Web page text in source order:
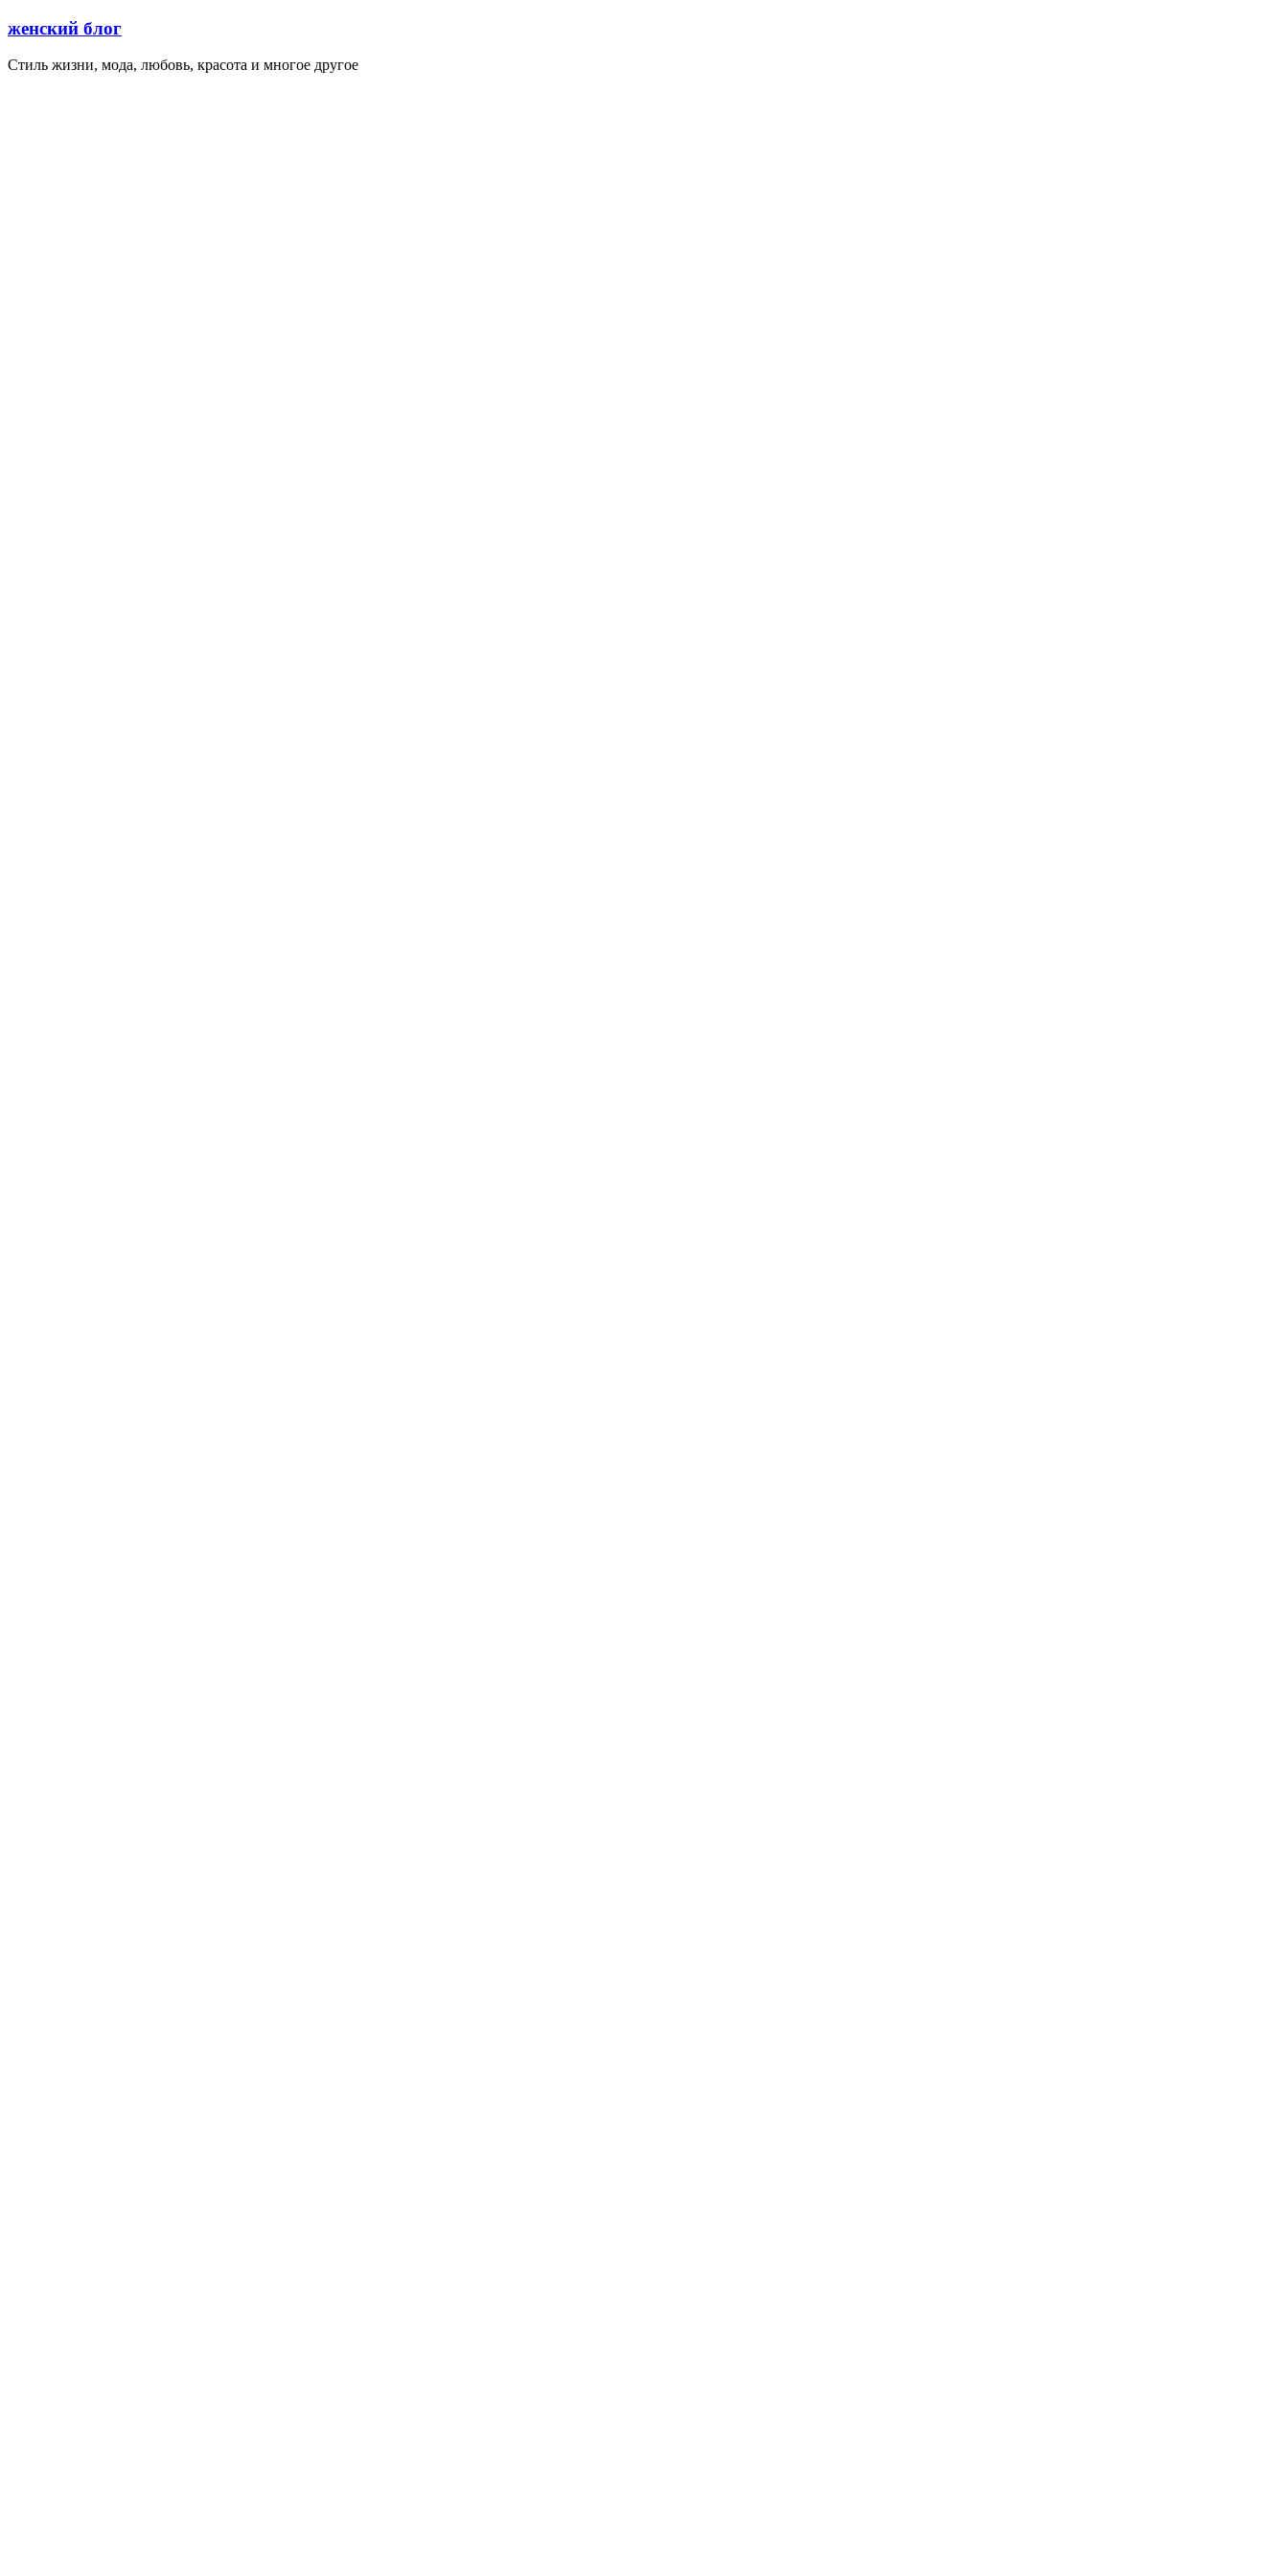
Перейти
содержимому
женский блог
Стиль жизни, мода, любовь, красота и многое другое